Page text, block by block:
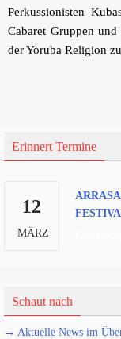
Perkussionisten
Cabaret Gruppen
der Yoruba Religion
Erinnert Termine
12
MÄRZ
Schaut nach
→ Aktuelle News im